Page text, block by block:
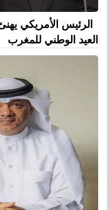
الرئيس الأمريكي
العيد الوطني للمغرب